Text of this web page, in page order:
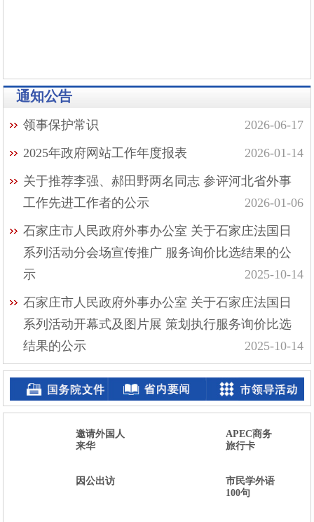
通知公告
领事保护常识
2026-06-17
2025年政府网站工作年度报表
2026-01-14
关于推荐李强、郝田野两名同志 参评河北省外事
工作先进工作者的公示
2026-01-06
石家庄市人民政府外事办公室 关于石家庄法国日
系列活动分会场宣传推广 服务询价比选结果的公
示
2025-10-14
石家庄市人民政府外事办公室 关于石家庄法国日
系列活动开幕式及图片展 策划执行服务询价比选
结果的公示
2025-10-14
邀请外国人
来华
APEC商务
旅行卡
因公出访
市民学外语
100句